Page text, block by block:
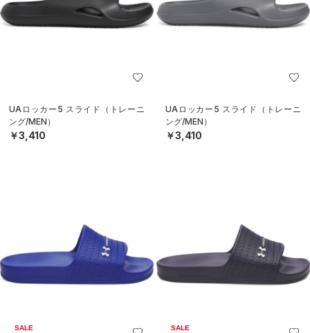
UAロッカー5 スライド（トレーニ
ング/MEN）
￥3,410
UAロッカー5 スライド（トレーニ
ング/MEN）
￥3,410
SALE SALE